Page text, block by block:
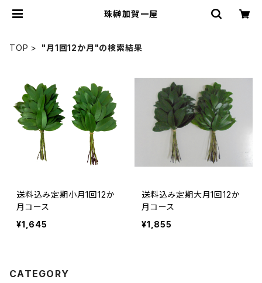
珠榊加賀一屋
TOP "月1回12か月"の検索結果
送料込み定期小月1回12か
月コース
¥1,645
送料込み定期大月1回12か
月コース
¥1,855
CATEGORY